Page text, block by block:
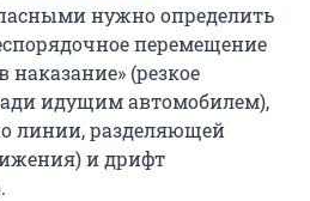
нужно определить
перемещение
наказание» (резкое
идущим автомобилем),
линии, разделяющей
и дрифт